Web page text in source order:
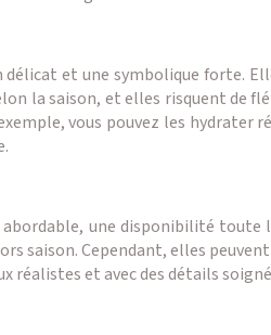
et une symbolique forte.
la saison, et elles risquent de
vous pouvez les hydrater
une disponibilité toute
saison. Cependant, elles
et avec des détails